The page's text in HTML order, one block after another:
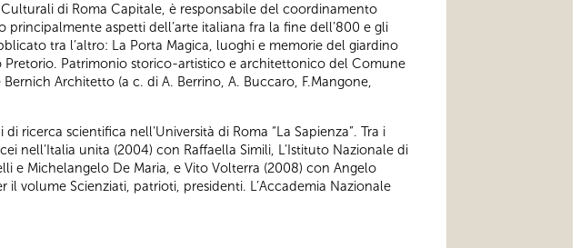
di Roma Capitale, è responsabile del coordinamento
aspetti dell’arte italiana fra la fine dell’800 e gli
tra l’altro: La Porta Magica, luoghi e memorie del giardino
Pretorio. Patrimonio storico-artistico e architettonico del Comune
Architetto (a c. di A. Berrino, A. Buccaro, F.Mangone,
ricerca scientifica nell’Università di Roma “La Sapienza”. Tra i
nell’Italia unita (2004) con Raffaella Simili, L’Istituto Nazionale di
e Michelangelo De Maria, e Vito Volterra (2008) con Angelo
volume Scienziati, patrioti, presidenti. L’Accademia Nazionale